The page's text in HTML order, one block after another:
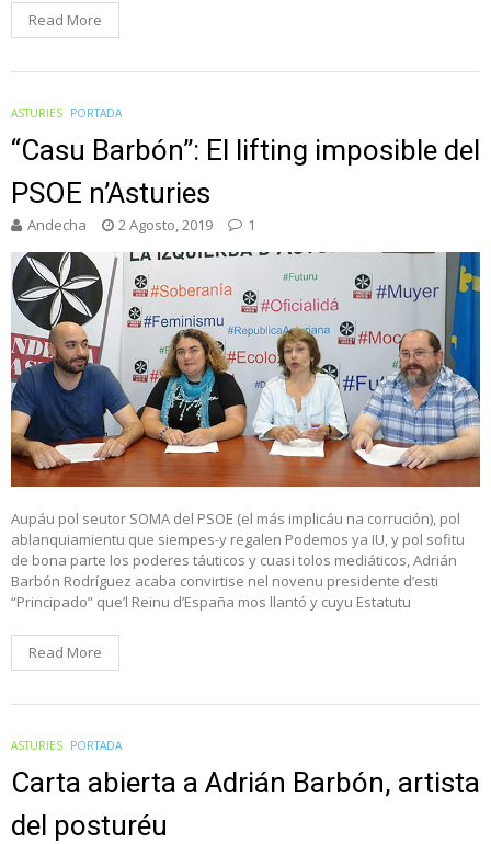
Read More
ASTURIES PORTADA
“Casu Barbón”: El lifting imposible del
PSOE n’Asturies
Andecha 2 Agosto, 2019 1
Aupáu pol seutor SOMA del PSOE (el más implicáu na corrución), pol
ablanquiamientu que siempes-y regalen Podemos ya IU, y pol sofitu
de bona parte los poderes táuticos y cuasi tolos mediáticos, Adrián
Barbón Rodríguez acaba convirtise nel novenu presidente d’esti
“Principado” que’l Reinu d’España mos llantó y cuyu Estatutu
Read More
ASTURIES PORTADA
Carta abierta a Adrián Barbón, artista
del posturéu